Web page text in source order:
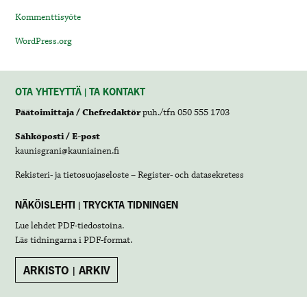
Kommenttisyöte
WordPress.org
OTA YHTEYTTÄ | TA KONTAKT
Päätoimittaja / Chefredaktörpuh./tfn 050 555 1703
Sähköposti / E-post
kaunisgrani@kauniainen.fi
Rekisteri- ja tietosuojaseloste – Register- och datasekretess
NÄKÖISLEHTI | TRYCKTA TIDNINGEN
Lue lehdetPDF-tiedostoina.
Läs tidningarna iPDF-format.
ARKISTO | ARKIV